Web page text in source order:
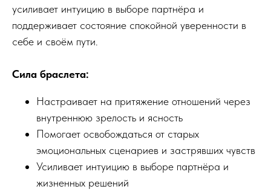
усиливает интуицию в выборе партнёра и
поддерживает состояние спокойной уверенности в
себе и своём пути.
Сила браслета:
Настраивает на притяжение отношений через
внутреннюю зрелость и ясность
Помогает освобождаться от старых
эмоциональных сценариев и застрявших чувств
Усиливает интуицию в выборе партнёра и
жизненных решений